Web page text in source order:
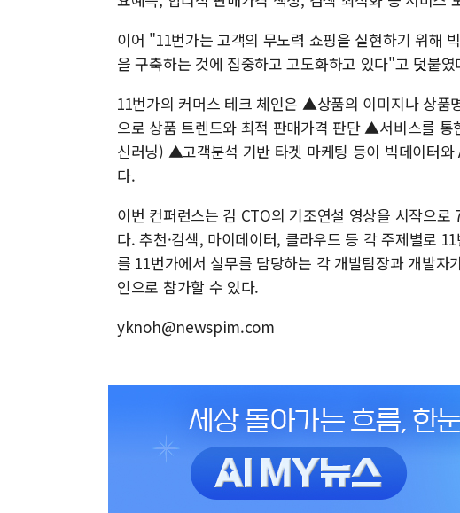
이어 "11번가는 고객의 무노력 쇼핑을 실현하기 위해
을 구축하는 것에 집중하고 고도화하고 있다"고 덧붙였
11번가의 커머스 테크 체인은 ▲상품의 이미지나 상
으로 상품 트렌드와 최적 판매가격 판단 ▲서비스를
신러닝) ▲고객분석 기반 타겟 마케팅 등이 빅데이터
다.
이번 컨퍼런스는 김 CTO의 기조연설 영상을 시작으
다. 추천·검색, 마이데이터, 클라우드 등 각 주제별로
를 11번가에서 실무를 담당하는 각 개발팀장과 개발
인으로 참가할 수 있다.
yknoh@newspim.com